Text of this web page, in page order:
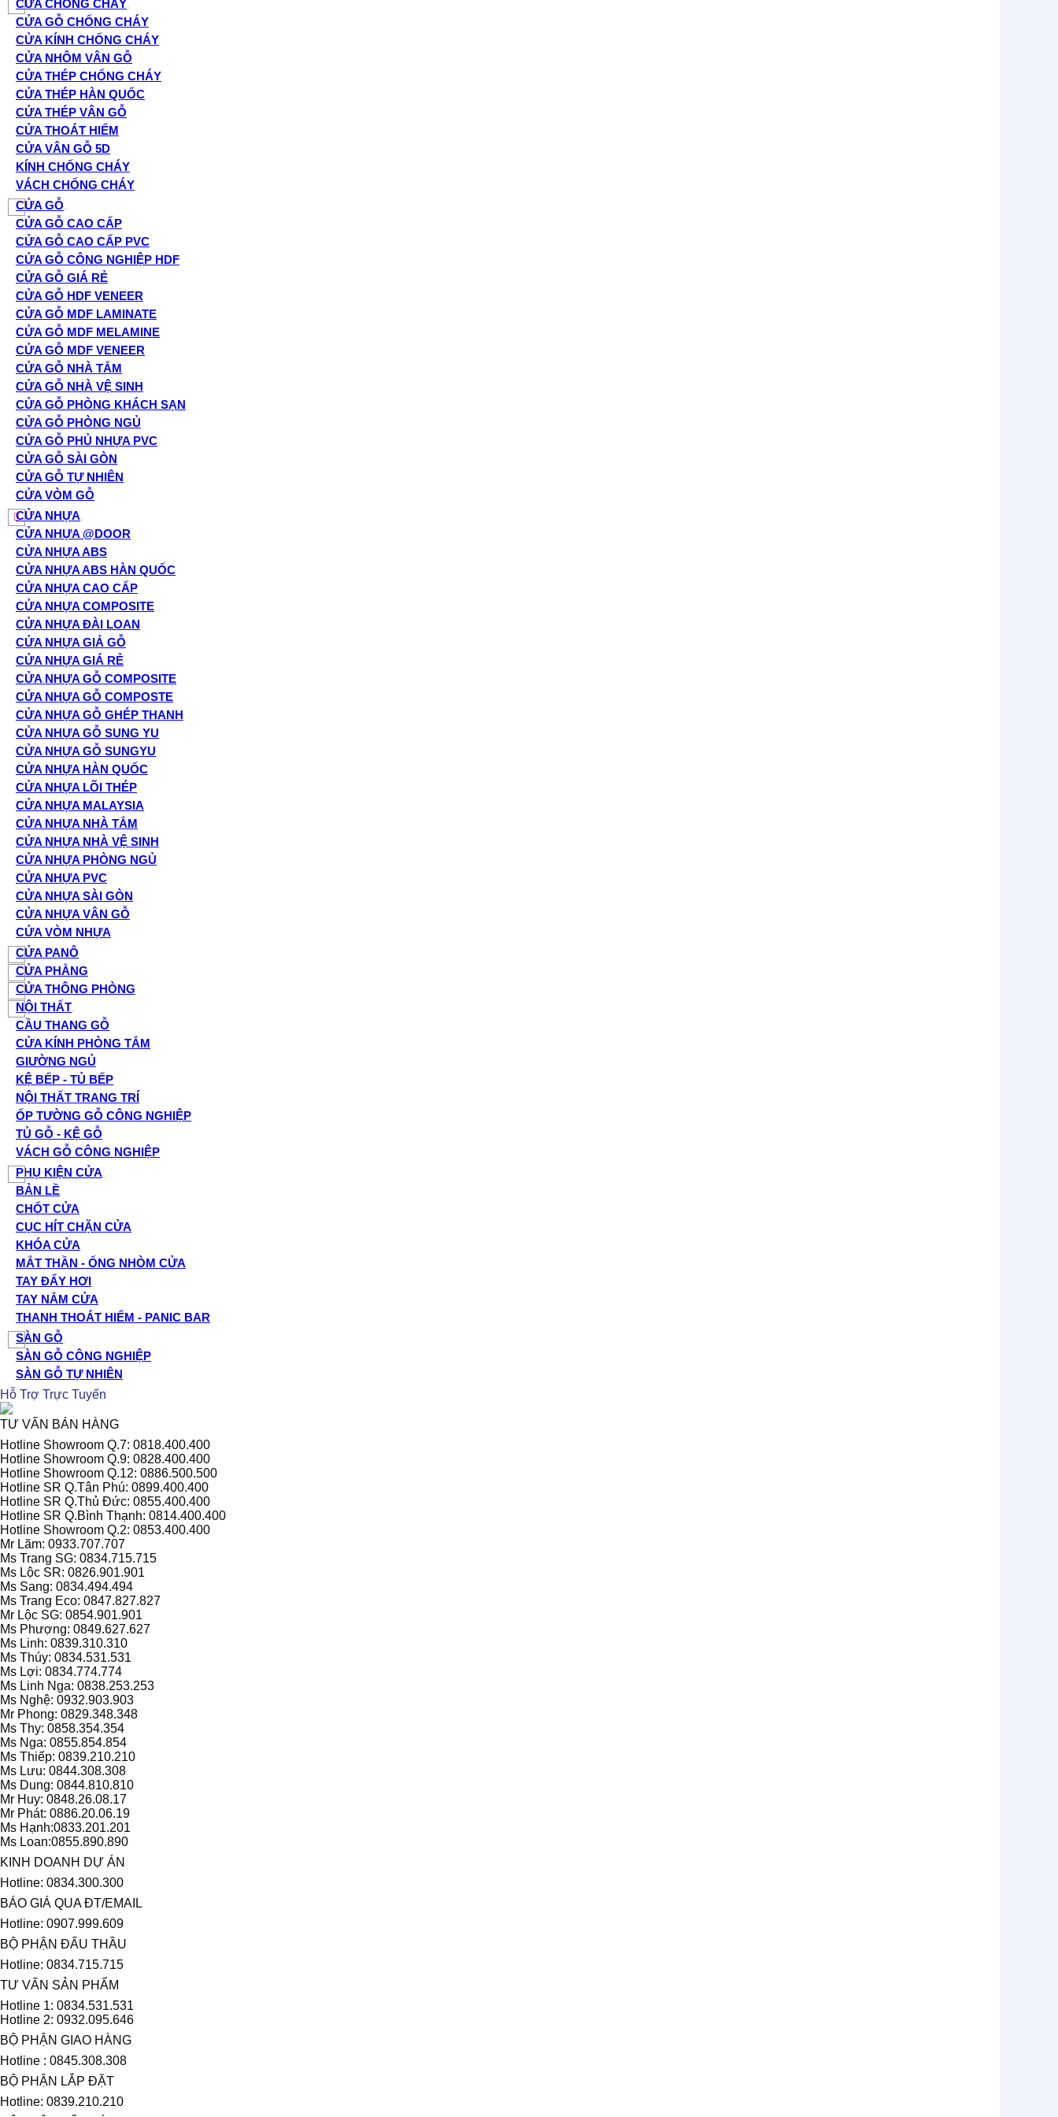
CỬA CHỐNG CHÁY
CỬA GỖ CHỐNG CHÁY
CỬA KÍNH CHỐNG CHÁY
CỬA NHÔM VÂN GỖ
CỬA THÉP CHỐNG CHÁY
CỬA THÉP HÀN QUỐC
CỬA THÉP VÂN GỖ
CỬA THOÁT HIỂM
CỬA VÂN GỖ 5D
KÍNH CHỐNG CHÁY
VÁCH CHỐNG CHÁY
CỬA GỖ
CỬA GỖ CAO CẤP
CỬA GỖ CAO CẤP PVC
CỬA GỖ CÔNG NGHIỆP HDF
CỬA GỖ GIÁ RẺ
CỬA GỖ HDF VENEER
CỬA GỖ MDF LAMINATE
CỬA GỖ MDF MELAMINE
CỬA GỖ MDF VENEER
CỬA GỖ NHÀ TẮM
CỬA GỖ NHÀ VỆ SINH
CỬA GỖ PHÒNG KHÁCH SẠN
CỬA GỖ PHÒNG NGỦ
CỬA GỖ PHỦ NHỰA PVC
CỬA GỖ SÀI GÒN
CỬA GỖ TỰ NHIÊN
CỬA VÒM GỖ
CỬA NHỰA
CỬA NHỰA @DOOR
CỬA NHỰA ABS
CỬA NHỰA ABS HÀN QUỐC
CỬA NHỰA CAO CẤP
CỬA NHỰA COMPOSITE
CỬA NHỰA ĐÀI LOAN
CỬA NHỰA GIẢ GỖ
CỬA NHỰA GIÁ RẺ
CỬA NHỰA GỖ COMPOSITE
CỬA NHỰA GỖ COMPOSTE
CỬA NHỰA GỖ GHÉP THANH
CỬA NHỰA GỖ SUNG YU
CỬA NHỰA GỖ SUNGYU
CỬA NHỰA HÀN QUỐC
CỬA NHỰA LÕI THÉP
CỬA NHỰA MALAYSIA
CỬA NHỰA NHÀ TẮM
CỬA NHỰA NHÀ VỆ SINH
CỬA NHỰA PHÒNG NGỦ
CỬA NHỰA PVC
CỬA NHỰA SÀI GÒN
CỬA NHỰA VÂN GỖ
CỬA VÒM NHỰA
CỬA PANÔ
CỬA PHẲNG
CỬA THÔNG PHÒNG
NỘI THẤT
CẦU THANG GỖ
CỬA KÍNH PHÒNG TẮM
GIƯỜNG NGỦ
KỆ BẾP - TỦ BẾP
NỘI THẤT TRANG TRÍ
ỐP TƯỜNG GỖ CÔNG NGHIỆP
TỦ GỖ - KỆ GỖ
VÁCH GỖ CÔNG NGHIỆP
PHỤ KIỆN CỬA
BẢN LỀ
CHỐT CỬA
CỤC HÍT CHẶN CỬA
KHÓA CỬA
MẮT THẦN - ỐNG NHÒM CỬA
TAY ĐẨY HƠI
TAY NẮM CỬA
THANH THOÁT HIỂM - PANIC BAR
SÀN GỖ
SÀN GỖ CÔNG NGHIỆP
SÀN GỖ TỰ NHIÊN
Hỗ Trợ Trực Tuyến
TƯ VẤN BÁN HÀNG
Hotline Showroom Q.7: 0818.400.400
Hotline Showroom Q.9: 0828.400.400
Hotline Showroom Q.12: 0886.500.500
Hotline SR Q.Tân Phú: 0899.400.400
Hotline SR Q.Thủ Đức: 0855.400.400
Hotline SR Q.Bình Thạnh: 0814.400.400
Hotline Showroom Q.2: 0853.400.400
Mr Lãm: 0933.707.707
Ms Trang SG: 0834.715.715
Ms Lộc SR: 0826.901.901
Ms Sang: 0834.494.494
Ms Trang Eco: 0847.827.827
Mr Lộc SG: 0854.901.901
Ms Phượng: 0849.627.627
Ms Linh: 0839.310.310
Ms Thúy: 0834.531.531
Ms Lợi: 0834.774.774
Ms Linh Nga: 0838.253.253
Ms Nghệ: 0932.903.903
Mr Phong: 0829.348.348
Ms Thy: 0858.354.354
Ms Nga: 0855.854.854
Ms Thiếp: 0839.210.210
Ms Lưu: 0844.308.308
Ms Dung: 0844.810.810
Mr Huy: 0848.26.08.17
Mr Phát: 0886.20.06.19
Ms Hạnh:0833.201.201
Ms Loan:0855.890.890
KINH DOANH DỰ ÁN
Hotline: 0834.300.300
BÁO GIÁ QUA ĐT/EMAIL
Hotline: 0907.999.609
BỘ PHẬN ĐẤU THẦU
Hotline: 0834.715.715
TƯ VẤN SẢN PHẨM
Hotline 1: 0834.531.531
Hotline 2: 0932.095.646
BỘ PHẬN GIAO HÀNG
Hotline : 0845.308.308
BỘ PHẬN LẮP ĐẶT
Hotline: 0839.210.210